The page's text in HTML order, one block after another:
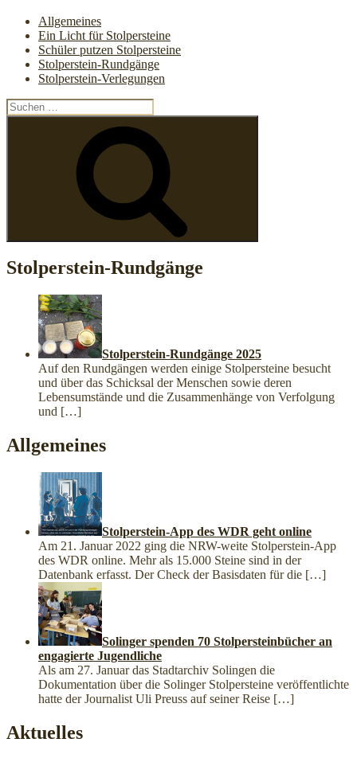
Allgemeines
Ein Licht für Stolpersteine
Schüler putzen Stolpersteine
Stolperstein-Rundgänge
Stolperstein-Verlegungen
Suchen
nach:
Stolperstein-Rundgänge
Stolperstein-Rundgänge 2025
Auf den Rundgängen werden einige Stolpersteine besucht
und über das Schicksal der Menschen sowie deren
Lebensumstände und die Zusammenhänge von Verfolgung
und […]
Allgemeines
Stolperstein-App des WDR geht online
Am 21. Januar 2022 ging die NRW-weite Stolperstein-App
des WDR online. Mehr als 15.000 Steine sind in der
Datenbank erfasst. Der Check der Basisdaten für die […]
Solinger spenden 70 Stolpersteinbücher an
engagierte Jugendliche
Als am 27. Januar das Stadtarchiv Solingen die
Dokumentation über die Solinger Stolpersteine veröffentlichte
hatte der Journalist Uli Preuss auf seiner Reise […]
Aktuelles